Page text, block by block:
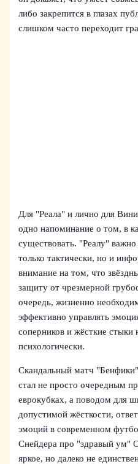
либо закрепится в глазах
слишком часто переходит
Для "Реала" и лично для
одно напоминание о том, в
существовать. "Реалу"
только тактически, но и
внимание на том, что
защиту от чрезмерной
очередь, жизненно
эффективно управлять
соперников и жёсткие стыки
психологически.
Скандальный матч
стал не просто очередным
еврокубках, а поводом для
допустимой жёсткости,
эмоций в современном
Снейдера про "здравый ум"
яркое, но далеко не